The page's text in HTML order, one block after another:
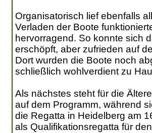
Organisatorisch lief ebenfalls
Verladen der Boote
hervorragend. So konnte sich
erschöpft, aber zufrieden auf
Dort wurden die Boote noch
schließlich wohlverdient zu
Als nächstes steht für die
auf dem Programm, während
die Regatta in Heidelberg am
als Qualifikationsregatta für